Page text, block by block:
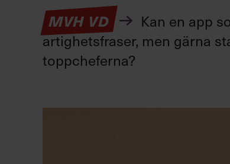
MVH VD
Kan en app
artighetsfraser, men gärna
toppcheferna?